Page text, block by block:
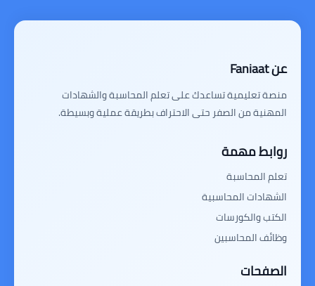
عن Faniaat
منصة تعليمية تساعدك على تعلم المحاسبة والشهادات
المهنية من الصفر حتى الاحتراف بطريقة عملية وبسيطة.
روابط مهمة
تعلم المحاسبة
الشهادات المحاسبية
الكتب والكورسات
وظائف المحاسبين
الصفحات